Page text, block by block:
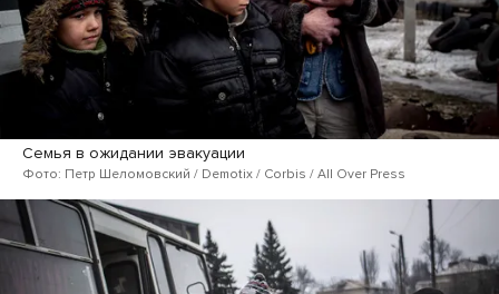
Семья в ожидании эвакуации
Фото: Петр Шеломовский / Demotix / Corbis / All Over Press